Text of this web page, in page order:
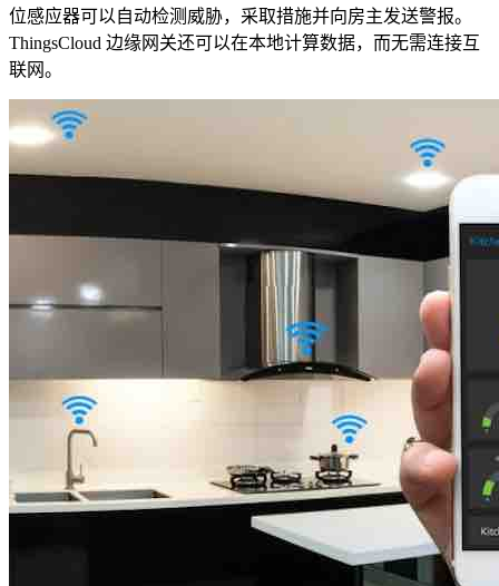
位感应器可以自动检测威胁，采取措施并向房主发送警报。
ThingsCloud 边缘网关还可以在本地计算数据，而无需连接互
联网。